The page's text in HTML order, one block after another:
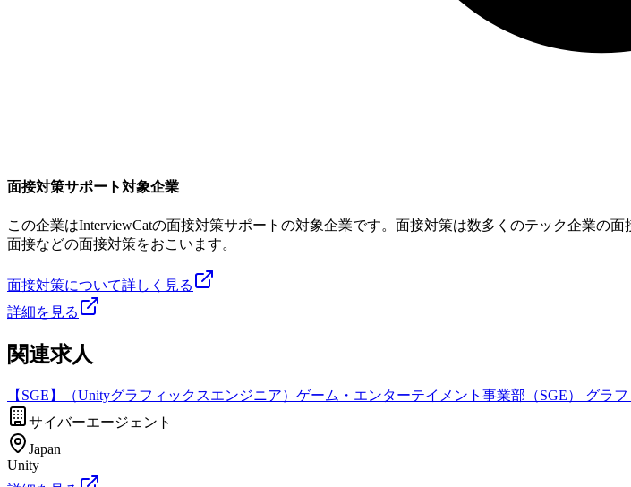
面接対策サポート対象企業
この企業はInterviewCatの面接対策サポートの対象企業です。面接対策は数多くのテック企業の
面接などの面接対策をおこいます。
面接対策について詳しく見る
詳細を見る
関連求人
【SGE】（Unityグラフィックスエンジニア）ゲーム・エンターテイメント事業部（SGE） グラ
サイバーエージェント
Japan
Unity